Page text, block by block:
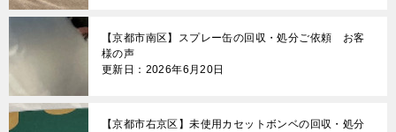
【京都市南区】スプレー缶の回収・処分ご依頼 お客
様の声
更新日：2026年6月20日
【京都市右京区】未使用カセットボンベの回収・処分